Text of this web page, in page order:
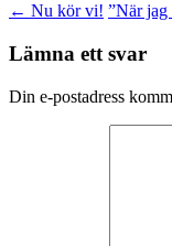
← Nu kör vi! ”När
Lämna ett svar
Din e-postadress